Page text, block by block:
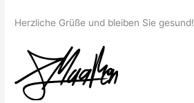
Herzliche Grüße und bleiben Sie gesund!